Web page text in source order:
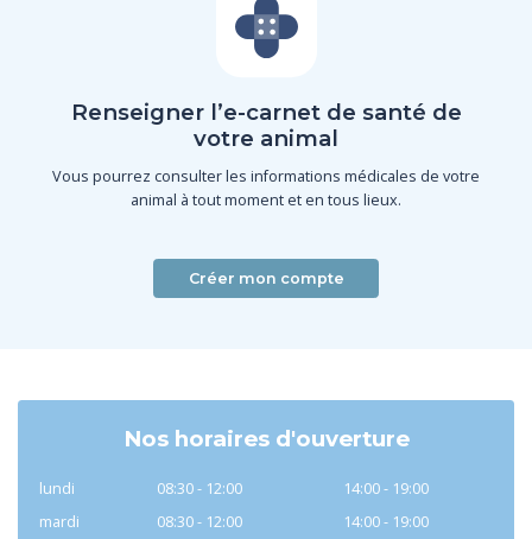
Renseigner l’e-carnet de santé de
votre animal
Vous pourrez consulter les informations médicales de votre
animal à tout moment et en tous lieux.
Créer mon compte
Nos horaires d'ouverture
lundi 08:30 - 12:00
14:00 - 19:00
mardi
08:30 - 12:00
14:00 - 19:00